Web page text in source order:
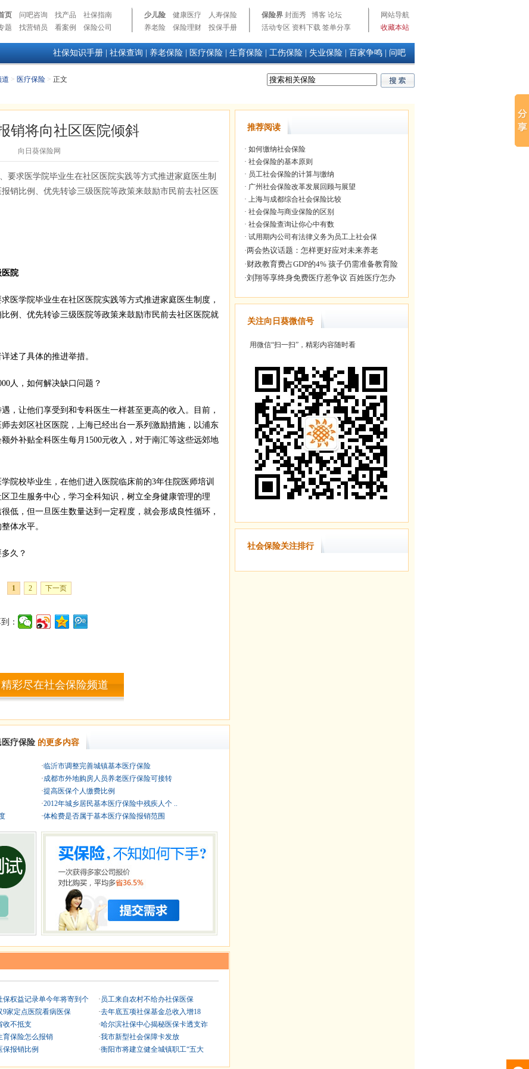
页 问吧咨询 找产品
社保指南
题
找营销员 看案例 保险公司
少儿险 健康医疗
人寿保险
养老险
保险理财 投保手册
保险界 封面秀 博客 论坛
活动专区 资料下载 签单分享
网站导航
收藏本站
社保知识手册 社保查询 养老保险 医疗保险 生育保险 工伤保险 失业保险 百家争鸣 问吧
道 > 医疗保险 > 正文
销将向社区医院倾斜
向日葵保险网
要求医学院毕业生在社区医院实践等方式推进家庭医生制
销比例、优先转诊三级医院等政策来鼓励市民前去社区医
院
学院毕业生在社区医院实践等方式推进家庭医生制度，
例、优先转诊三级医院等政策来鼓励市民前去社区医院就
了具体的推进举措。
人，如何解决缺口问题？
让他们享受到和专科医生一样甚至更高的收入。目前，
去郊区社区医院，上海已经出台一系列激励措施，以浦东
外补贴全科医生每月1500元收入，对于南汇等这些远郊地
校毕业生，在他们进入医院临床前的3年住院医师培训
卫生服务中心，学习全科知识，树立全身健康管理的理
低，但一旦医生数量达到一定程度，就会形成良性循环，
体水平。
久？
1 2 下一页
：
彩尽在社会保险频道
医疗保险 的更多内容
·临沂市调整完善城镇基本医疗保险
·成都市外地购房人员养老医疗保险可接转
·提高医保个人缴费比例
·2012年城乡居民基本医疗保险中残疾人个 ..
·体检费是否属于基本医疗保险报销范围
保权益记录单今年将寄到个
9家定点医院看病医保
收不抵支
育保险怎么报销
保报销比例
· 员工来自农村不给办社保医保
·去年底五项社保基金总收入增18
·哈尔滨社保中心揭秘医保卡透支诈
·我市新型社会保障卡发放
·衡阳市将建立健全城镇职工“五大
推荐阅读
· 如何缴纳社会保险
· 社会保险的基本原则
· 员工社会保险的计算与缴纳
· 广州社会保险改革发展回顾与展望
· 上海与成都综合社会保险比较
· 社会保险与商业保险的区别
· 社会保险查询让你心中有数
· 试用期内公司有法律义务为员工上社会保
关注向日葵微信号
用微信“扫一扫”，精彩内容随时看
社会保险关注排行